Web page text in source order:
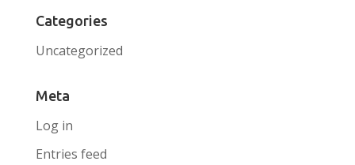
Categories
Uncategorized
Meta
Log in
Entries feed